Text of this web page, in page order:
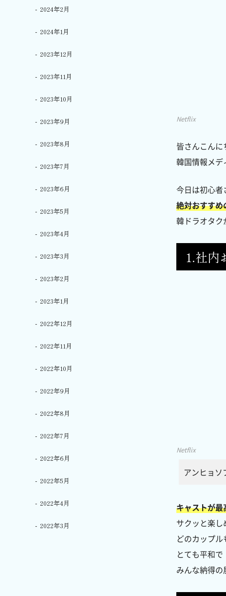
Netflix
皆さんこんに
韓国情報メ
今日は初心者
絶対おすすめ
韓ドラオタ
1.社内
Netflix
アンヒョ
キャストが最
サクッと楽
どのカップ
とても平和で
みんな納得
2024年2月
2024年1月
2023年12月
2023年11月
2023年10月
2023年9月
2023年8月
2023年7月
2023年6月
2023年5月
2023年4月
2023年3月
2023年2月
2023年1月
2022年12月
2022年11月
2022年10月
2022年9月
2022年8月
2022年7月
2022年6月
2022年5月
2022年4月
2022年3月